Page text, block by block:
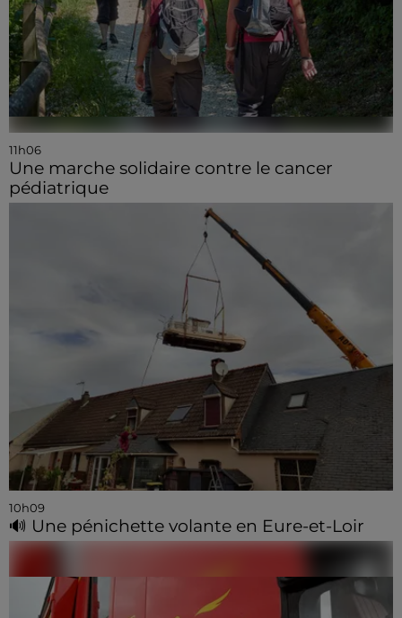
11h06
Une marche solidaire contre le cancer
pédiatrique
10h09
🔊 Une pénichette volante en Eure-et-Loir